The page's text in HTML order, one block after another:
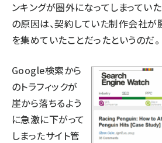
ンキングが圏外になってしまっていた
の原因は、契約していた制作会社
を集めていたことだったというのだ。
Google検索から
のトラフィックが
崖から落ちるよう
に急激に下がって
しまったサイト管